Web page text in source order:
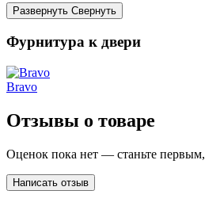
Развернуть Свернуть
Фурнитура к двери
Bravo
Отзывы о товаре
Оценок пока нет — станьте первым,
Написать отзыв